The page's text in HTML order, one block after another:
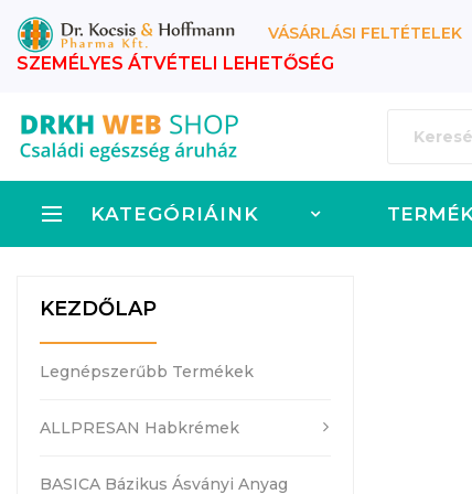
VÁSÁRLÁSI FELTÉTELEK
SZEMÉLYES ÁTVÉTELI LEHETŐSÉG
KATEGÓRIÁINK
KEZDŐLAP
Legnépszerűbb Termékek
ALLPRESAN Habkrémek
BASICA Bázikus Ásványi Anyag